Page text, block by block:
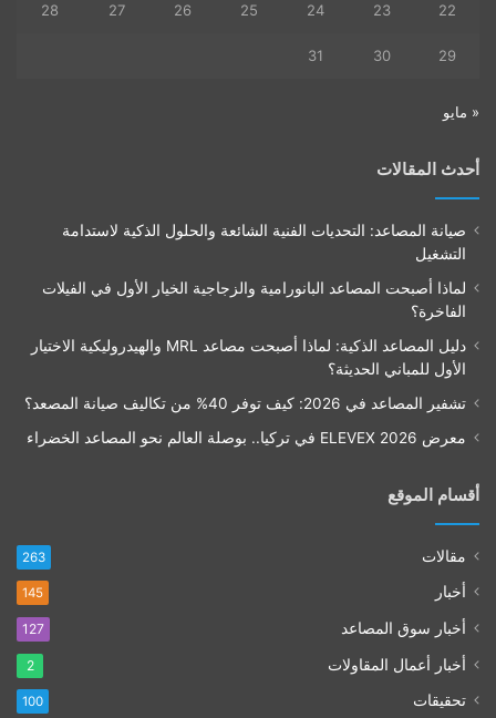
22
23
24
25
26
27
28
29
30
31
« مايو
أحدث المقالات
صيانة المصاعد: التحديات الفنية الشائعة والحلول الذكية لاستدامة
التشغيل
لماذا أصبحت المصاعد البانورامية والزجاجية الخيار الأول في الفيلات
الفاخرة؟
دليل المصاعد الذكية: لماذا أصبحت مصاعد MRL والهيدروليكية الاختيار
الأول للمباني الحديثة؟
تشفير المصاعد في 2026: كيف توفر 40% من تكاليف صيانة المصعد؟
معرض ELEVEX 2026 في تركيا.. بوصلة العالم نحو المصاعد الخضراء
أقسام الموقع
مقالات 263
أخبار 145
أخبار سوق المصاعد 127
أخبار أعمال المقاولات 2
تحقيقات 100